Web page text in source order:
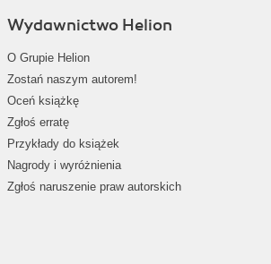
Wydawnictwo Helion
O Grupie Helion
Zostań naszym autorem!
Oceń książkę
Zgłoś erratę
Przykłady do książek
Nagrody i wyróżnienia
Zgłoś naruszenie praw autorskich